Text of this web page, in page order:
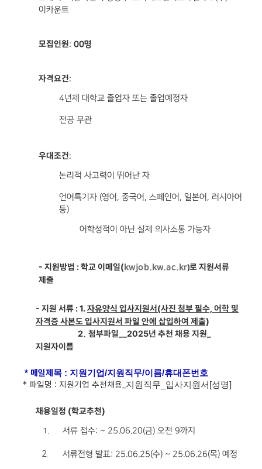
이카운트
모집인원:00명
자격요건:
4년제 대학교 졸업자 또는 졸업예정자
전공 무관
우대조건:
논리적 사고력이 뛰어난 자
언어특기자 (영어, 중국어, 스페인어, 일본어, 러시아어
등)
어학성적이 아닌 실제 의사소통 가능자
- 지원방법 : 학교 이메일(kwjob.kw.ac.kr)​로 지원서류
제출
- 지원 서류 :1.자유양식 입사지원서(사진 첨부 필수, 어학 및
자격증 사본도 입사지원서 파일 안에 삽입하여 제출)
2.첨부파일__2025년 추천 채용 지원_
지원자이름
* 메일제 목 : 지원기업/지원직무/이름/휴대폰번호
* 파일명 : 지원기업 추천채용 지원직무_입사지원서[성명]
채용일정 (학교추천)
서류 접수: ~ 25.06.20(금) 오전 9까지
서류전형 발표: 25.06.25(수) ~ 25.06.26(목) 예정